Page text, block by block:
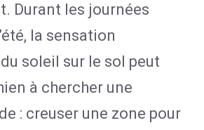
Durant les journées
la sensation
soleil sur le sol peut
à chercher une
: creuser une zone pour